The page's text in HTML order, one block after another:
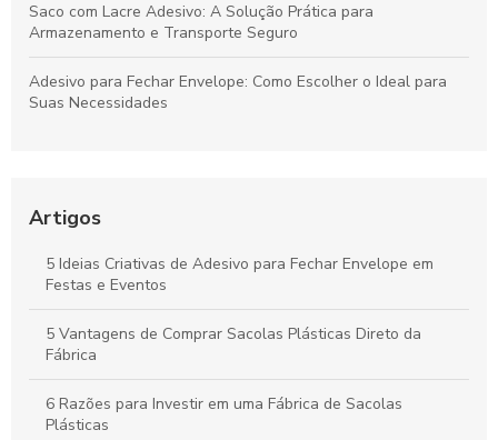
Saco com Lacre Adesivo: A Solução Prática para
Armazenamento e Transporte Seguro
Adesivo para Fechar Envelope: Como Escolher o Ideal para
Suas Necessidades
Saco Plástico Transparente com Adesivo: A Solução Prática
Adesivos para Embalagens Plásticas que Transformam Seu
Produto em Destaque
Artigos
5 Ideias Criativas de Adesivo para Fechar Envelope em
Festas e Eventos
5 Vantagens de Comprar Sacolas Plásticas Direto da
Fábrica
6 Razões para Investir em uma Fábrica de Sacolas
Plásticas